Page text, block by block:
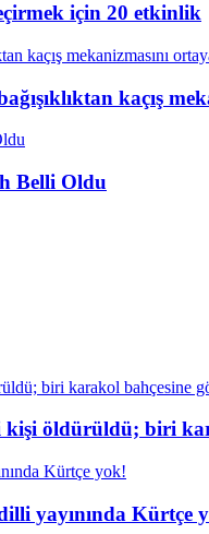
için 20 etkinlik
kaçış
Belli Oldu
öldürüldü; biri
yayınında Kürtçe